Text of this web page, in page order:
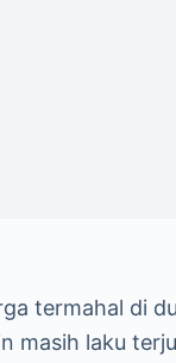
termahal di
laku